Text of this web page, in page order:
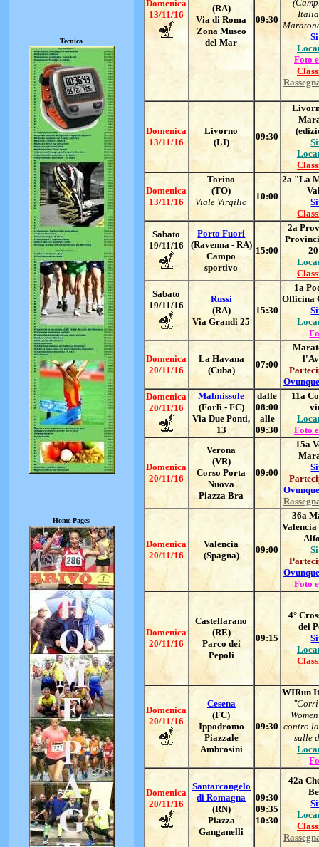
Domenica
13/11/16
(RA)
Via di Roma
Zona Museo
del Mar
09:30
Foto
Domenica
13/11/16
Livorno
(LI)
09:30
Domenica
13/11/16
Torino
(TO)
Viale Virgilio
10:00
2a "La
Sabato
19/11/16
Porto Fuori
(Ravenna - RA)
Campo
sportivo
15:00
2a
Sabato
19/11/16
Russi
(RA)
Via Grandi 25
15:30
1a
Officina
Domenica
20/11/16
La Havana
(Cuba)
07:00
Domenica
20/11/16
Malmissole
(Forlì - FC)
Via Due Ponti,
13
dalle
08:00
alle
09:30
11a
Foto
Domenica
20/11/16
Verona
(VR)
Corso Porta
Nuova
Piazza Bra
09:00
15a
Domenica
20/11/16
Valencia
(Spagna)
09:00
36a
Foto
Domenica
20/11/16
Castellarano
(RE)
Parco dei
Pepoli
09:15
4°
dei
Domenica
20/11/16
Cesena
(FC)
Ippodromo
Piazzale
Ambrosini
09:30
WIRun
contro
sulle
Domenica
20/11/16
Santarcangelo
di Romagna
(RN)
Piazza
Ganganelli
09:30
09:35
10:30
42a
Tecnica
Home Pages